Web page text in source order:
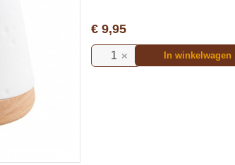
€ 9,95
In winkelwagen